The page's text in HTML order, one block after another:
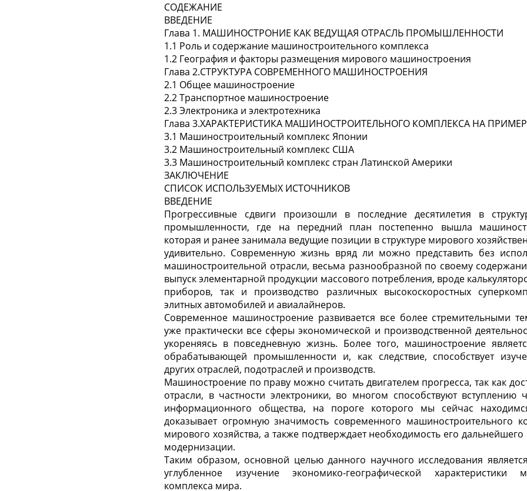
СОДЕЖАНИЕ
ВВЕДЕНИЕ
Глава 1. МАШИНОСТРОНИЕ КАК ВЕДУЩАЯ ОТРАСЛЬ ПРОМЫШЛЕННОСТИ
1.1 Роль и содержание машиностроительного комплекса
1.2 География и факторы размещения мирового машиностроения
Глава 2.СТРУКТУРА СОВРЕМЕННОГО МАШИНОСТРОЕНИЯ
2.1 Общее машиностроение
2.2 Транспортное машиностроение
2.3 Электроника и электротехника
Глава 3.ХАРАКТЕРИСТИКА МАШИНОСТРОИТЕЛЬНОГО КОМПЛЕКСА НА
3.1 Машиностроительный комплекс Японии
3.2 Машиностроительный комплекс США
3.3 Машиностроительный комплекс стран Латинской Америки
ЗАКЛЮЧЕНИЕ
СПИСОК ИСПОЛЬЗУЕМЫХ ИСТОЧНИКОВ
ВВЕДЕНИЕ
Прогрессивные сдвиги произошли в последние десятилетия в
промышленности, где на передний план постепенно вышла
которая и ранее занимала ведущие позиции в структуре мирового
удивительно. Современную жизнь вряд ли можно представить без
машиностроительной отрасли, весьма разнообразной по своему
выпуск элементарной продукции массового потребления, вроде
приборов, так и производство различных высокоскоростных
элитных автомобилей и авиалайнеров.
Современное машиностроение развивается все более стремительными
уже практически все сферы экономической и производственной
укореняясь в повседневную жизнь. Более того, машиностроение
обрабатывающей промышленности и, как следствие, способствует
других отраслей, подотраслей и производств.
Машиностроение по праву можно считать двигателем прогресса, так как
отрасли, в частности электроники, во многом способствуют вступлению
информационного общества, на пороге которого мы сейчас
доказывает огромную значимость современного машиностроительного
мирового хозяйства, а также подтверждает необходимость его
модернизации.
Таким образом, основной целью данного научного исследования
углубленное изучение экономико-географической характеристики
комплекса мира.